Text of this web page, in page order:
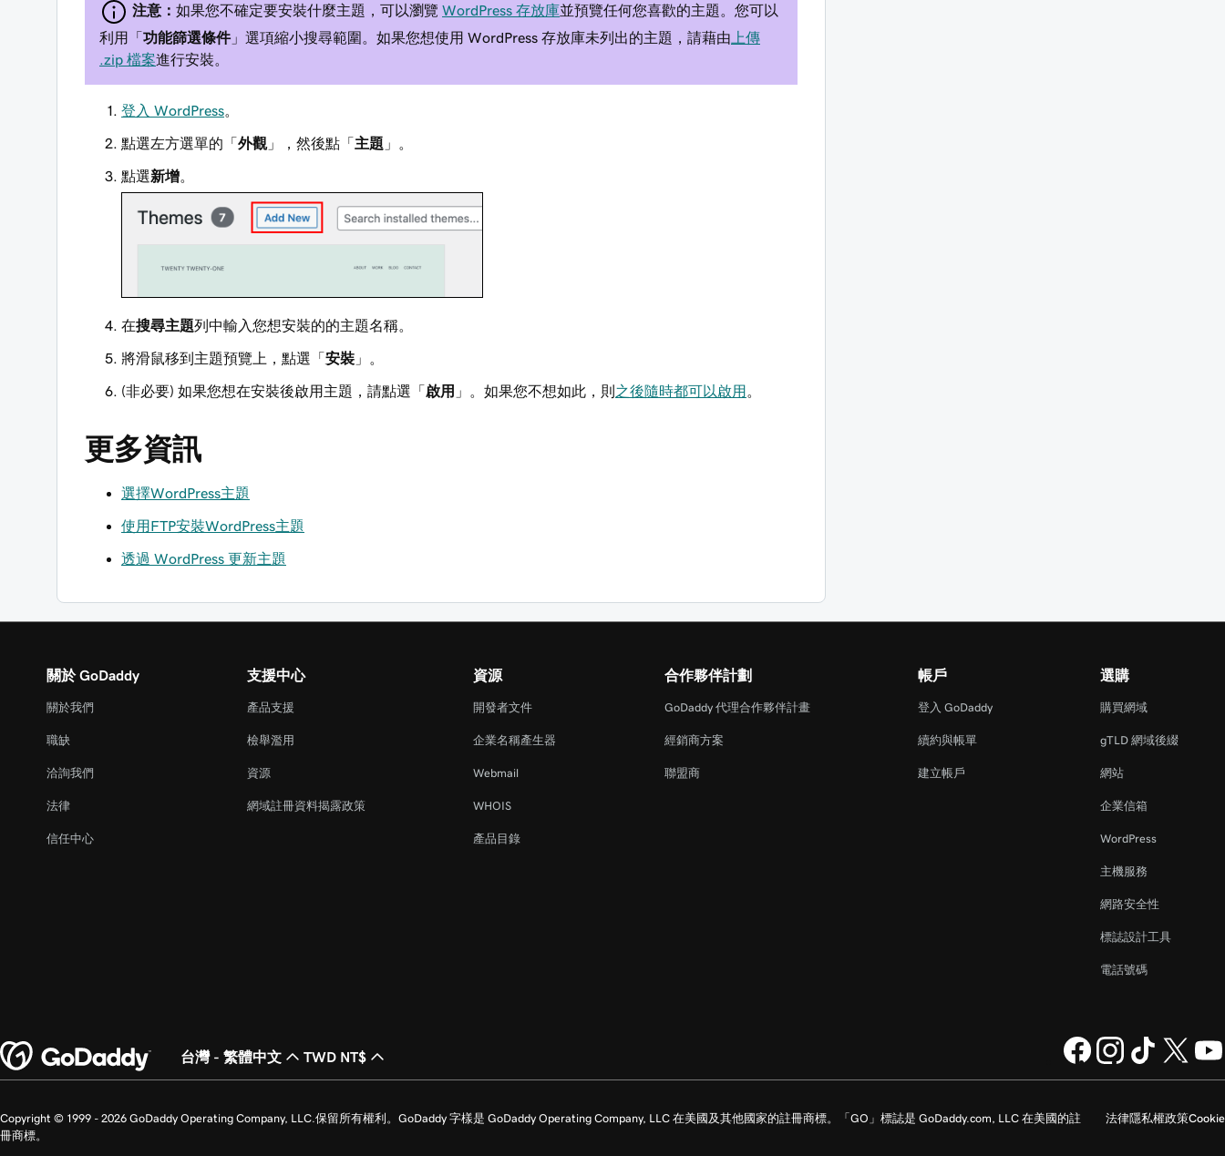
注意： 如果您不確定要安裝什麼主題，可以瀏覽 WordPress 存放庫並預覽任何您喜歡的主題。您可以
利用「功能篩選條件」選項縮小搜尋範圍。如果您想使用 WordPress 存放庫未列出的主題，請藉由 上傳
.zip 檔案進行安裝。
登入 WordPress
點選左方選單的「外觀 」，然後點「主題 」。
點選新增
在搜尋主題列中輸入您想安裝的的主題名稱。
將滑鼠移到主題預覽上，點選「安裝 」。
(非必要) 如果您想在安裝後啟用主題，請點選「啟用 」。如果您不想如此，則之後隨時都可以啟用
更多資訊
選擇WordPress主題
使用FTP安裝WordPress主題
透過 WordPress 更新主題
關於 GoDaddy
關於我們
職缺
洽詢我們
法律
信任中心
支援中心
產品支援
檢舉濫用
資源
網域註冊資料揭露政策
資源
開發者文件
企業名稱產生器
Webmail
WHOIS
產品目錄
合作夥伴計劃
GoDaddy 代理合作夥伴計畫
經銷商方案
聯盟商
帳戶
登入 GoDaddy
續約與帳單
建立帳戶
選購
購買網域
gTLD 網域後綴
網站
企業信箱
WordPress
主機服務
網路安全性
標誌設計工具
電話號碼
台灣 - 繁體中文 TWD NT$
法律隱私權政策Cookie
Copyright © 1999 - 2026 GoDaddy Operating Company, LLC.保留所有權利。GoDaddy 字樣是 GoDaddy Operating Company, LLC 在美國及其他國家的註冊商標。「GO」標誌是 GoDaddy.com, LLC 在美國的註
冊商標。